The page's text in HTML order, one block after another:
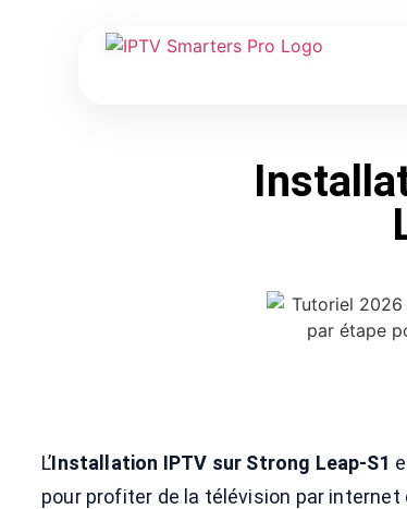
L’Installation IPTV sur Strong Leap-S1
pour profiter de la télévision par internet